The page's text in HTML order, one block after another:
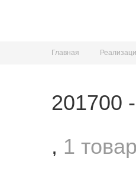
Главная
201700
, 1 товар